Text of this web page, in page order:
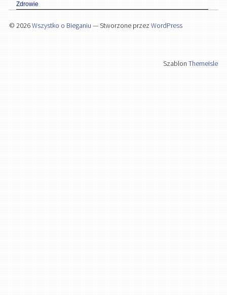
Zdrowie
© 2026Wszystko o Bieganiu — Stworzone przez WordPress
SzablonThemeIsle